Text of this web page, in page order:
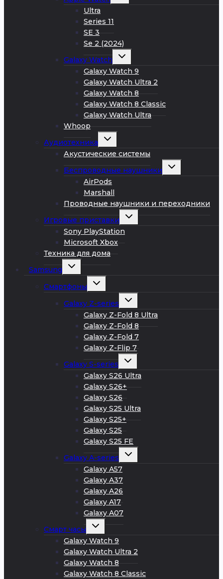
Ultra
Series 11
SE 3
Se 2 (2024)
Galaxy Watch
Развернуть
дочернее
меню
Galaxy Watch 9
Galaxy Watch Ultra 2
Galaxy Watch 8
Galaxy Watch 8 Classic
Galaxy Watch Ultra
Whoop
Аудиотехника
Развернуть
дочернее
меню
Акустические системы
Беспроводные наушники
Развернуть
дочернее
AirPods
Marshall
Проводные наушники и переходники
Игровые приставки
Развернуть
дочернее
меню
Sony PlayStation
Microsoft Xbox
Техника для дома
Samsung
Развернуть
дочернее
Смартфоны
Развернуть
дочернее
Galaxy Z-series
Развернуть
дочернее
меню
Galaxy Z-Fold 8 Ultra
Galaxy Z-Fold 8
Galaxy Z-Fold 7
Galaxy Z-Flip 7
Galaxy S-series
Развернуть
дочернее
меню
Galaxy S26 Ultra
Galaxy S26+
Galaxy S26
Galaxy S25 Ultra
Galaxy S25+
Galaxy S25
Galaxy S25 FE
Galaxy A-series
Развернуть
дочернее
меню
Galaxy A57
Galaxy A37
Galaxy A26
Galaxy A17
Galaxy A07
Смарт часы
Развернуть
дочернее
меню
Galaxy Watch 9
Galaxy Watch Ultra 2
Galaxy Watch 8
Galaxy Watch 8 Classic